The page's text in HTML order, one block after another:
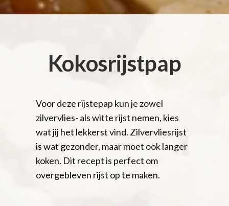
Kokosrijstpap
Voor deze rijstepap kun je zowel
zilvervlies- als witte rijst nemen, kies
wat jij het lekkerst vind. Zilvervliesrijst
is wat gezonder, maar moet ook langer
koken. Dit recept is perfect om
overgebleven rijst op te maken.